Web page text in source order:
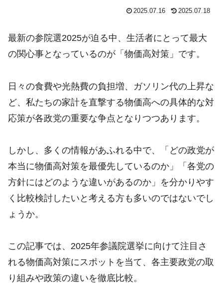
2025.07.16 2025.07.18
最新の参院選2025が迫る中、生活者にとって最大
の関心事となっているのが「物価高対策」です。
日々の食費や光熱費の負担増、ガソリン代の上昇な
ど、私たちの家計を直撃する物価高への具体的な対
応策が各政党の重要な争点となりつつあります。
しかし、多くの情報があふれる中で、「どの政党が
本当に物価高対策を最優先しているのか」「各党の
方針にはどのような違いがあるのか」を分かりやす
く比較検討したいと考える方も多いのではないでし
ょうか。
この記事では、2025年参議院選挙に向けて注目さ
れる物価高対策にスポットを当て、各主要政党の取
り組みや政策の違いを徹底比較。